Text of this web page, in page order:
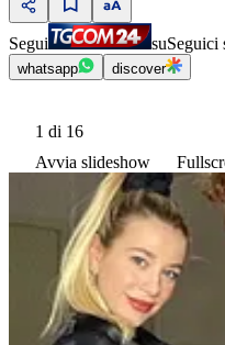
Segui suSeguici
whatsapp discover
1 di 16
Avvia slideshow